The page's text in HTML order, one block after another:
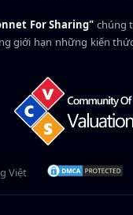
For Sharing" chúng
giới hạn những kiến
Việt